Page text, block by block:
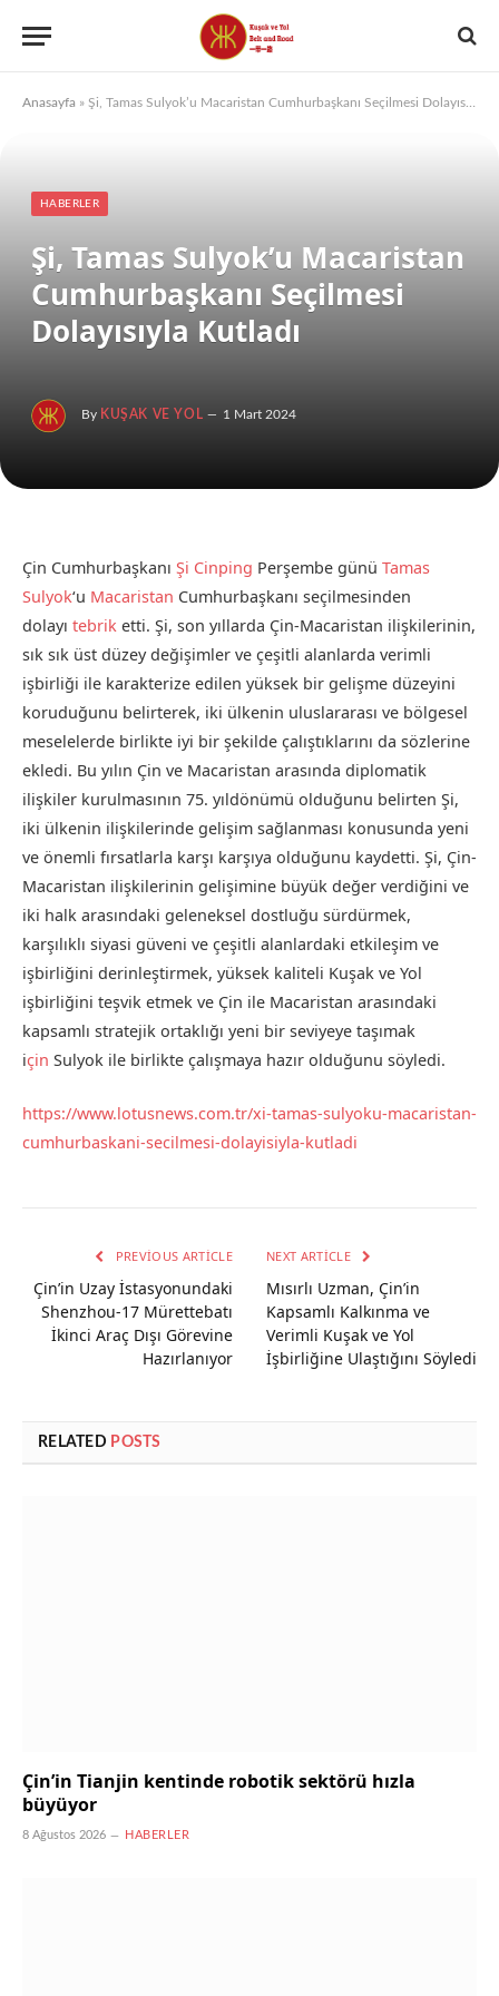
Anasayfa » Şi, Tamas Sulyok’u Macaristan Cumhurbaşkanı Seçilmesi Dolayısıyla Kutladı
HABERLER
Şi, Tamas Sulyok’u Macaristan
Cumhurbaşkanı Seçilmesi
Dolayısıyla Kutladı
By KUŞAK VE YOL 1 Mart 2024
Çin Cumhurbaşkanı Şi Cinping Perşembe günü Tamas
Sulyok‘u Macaristan Cumhurbaşkanı seçilmesinden
dolayı tebrik etti. Şi, son yıllarda Çin-Macaristan ilişkilerinin,
sık sık üst düzey değişimler ve çeşitli alanlarda verimli
işbirliği ile karakterize edilen yüksek bir gelişme düzeyini
koruduğunu belirterek, iki ülkenin uluslararası ve bölgesel
meselelerde birlikte iyi bir şekilde çalıştıklarını da sözlerine
ekledi. Bu yılın Çin ve Macaristan arasında diplomatik
ilişkiler kurulmasının 75. yıldönümü olduğunu belirten Şi,
iki ülkenin ilişkilerinde gelişim sağlanması konusunda yeni
ve önemli fırsatlarla karşı karşıya olduğunu kaydetti. Şi, Çin-
Macaristan ilişkilerinin gelişimine büyük değer verdiğini ve
iki halk arasındaki geleneksel dostluğu sürdürmek,
karşılıklı siyasi güveni ve çeşitli alanlardaki etkileşim ve
işbirliğini derinleştirmek, yüksek kaliteli Kuşak ve Yol
işbirliğini teşvik etmek ve Çin ile Macaristan arasındaki
kapsamlı stratejik ortaklığı yeni bir seviyeye taşımak
için Sulyok ile birlikte çalışmaya hazır olduğunu söyledi.
https://www.lotusnews.com.tr/xi-tamas-sulyoku-macaristan-
cumhurbaskani-secilmesi-dolayisiyla-kutladi
PREVIOUS ARTICLE
Çin’in Uzay İstasyonundaki
Shenzhou-17 Mürettebatı
İkinci Araç Dışı Görevine
Hazırlanıyor
NEXT ARTICLE
Mısırlı Uzman, Çin’in
Kapsamlı Kalkınma ve
Verimli Kuşak ve Yol
İşbirliğine Ulaştığını Söyledi
RELATED POSTS
Çin’in Tianjin kentinde robotik sektörü hızla
büyüyor
8 Ağustos 2026 HABERLER